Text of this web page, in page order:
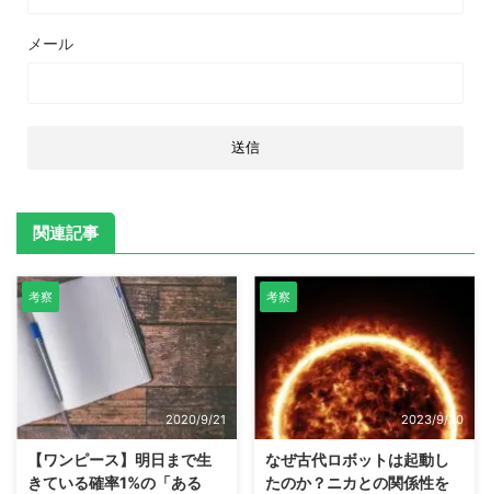
メール
関連記事
考察
2020/9/21
【ワンピース】明日まで生
きている確率1%の「ある
考察
2023/9/20
なぜ古代ロボットは起動し
たのか？ニカとの関係性を